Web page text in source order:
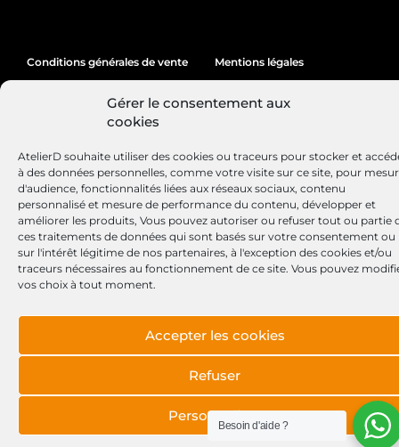
Gérer le consentement aux
cookies
AtelierD souhaite utiliser des cookies ou traceurs pour stocker et
à des données personnelles, comme votre visite sur ce site, pour
d'audience, fonctionnalités liées aux réseaux sociaux, contenu
personnalisé et mesure de performance du contenu, développer et
améliorer les produits, Vous pouvez autoriser ou refuser tout ou partie
ces traitements de données qui sont basés sur votre consentement ou
sur l'intérêt légitime de nos partenaires, à l'exception des cookies et/ou
traceurs nécessaires au fonctionnement de ce site. Vous pouvez
vos choix à tout moment.
Accepter les cookies
Refuser
Personnaliser
Conditions générales de vente Mentions légales
Site réalisé par Lézards Création
Besoin d'aide ?